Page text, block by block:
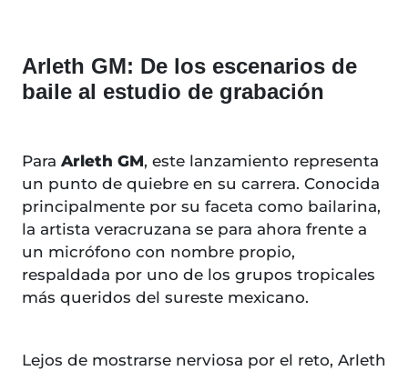
Arleth GM: De los escenarios de
baile al estudio de grabación
Para Arleth GM, este lanzamiento representa
un punto de quiebre en su carrera. Conocida
principalmente por su faceta como bailarina,
la artista veracruzana se para ahora frente a
un micrófono con nombre propio,
respaldada por uno de los grupos tropicales
más queridos del sureste mexicano.
Lejos de mostrarse nerviosa por el reto, Arleth